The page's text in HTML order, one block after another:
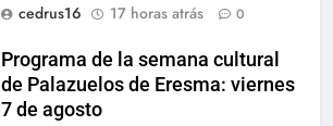
cedrus16
17 horas atrás 0
Programa de la semana cultural
de Palazuelos de Eresma: viernes
7 de agosto